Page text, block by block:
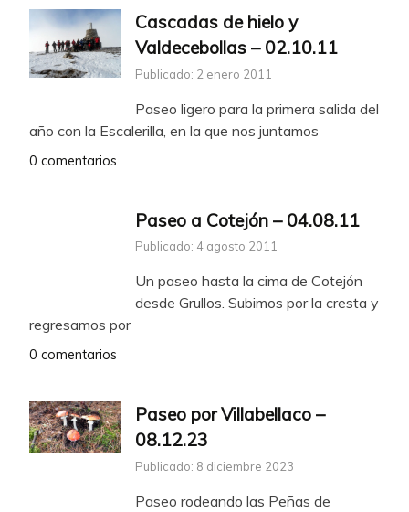
Cascadas de hielo y
Valdecebollas – 02.10.11
Publicado: 2 enero 2011
Paseo ligero para la primera salida del
año con la Escalerilla, en la que nos juntamos
0 comentarios
Paseo a Cotejón – 04.08.11
Publicado: 4 agosto 2011
Un paseo hasta la cima de Cotejón
desde Grullos. Subimos por la cresta y
regresamos por
0 comentarios
Paseo por Villabellaco –
08.12.23
Publicado: 8 diciembre 2023
Paseo rodeando las Peñas de